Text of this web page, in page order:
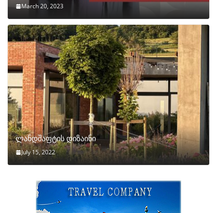
March 20, 2023
ლანდშაფტის დიზაინი
July 15, 2022